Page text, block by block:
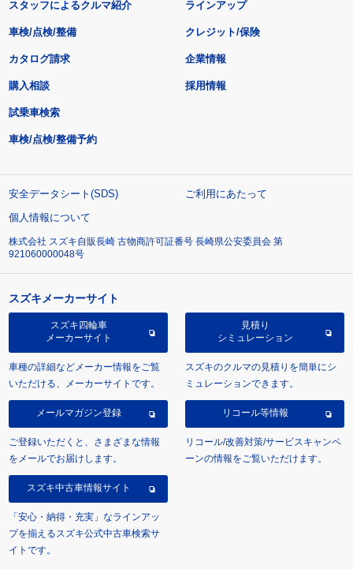
スタッフによるクルマ紹介 ラインアップ
車検/点検/整備 クレジット/保険
カタログ請求
購入相談
試乗車検索
車検/点検/整備予約
企業情報
採用情報
安全データシート(SDS)
ご利用にあたって
個人情報について
株式会社 スズキ自販長崎 古物商許可証番号 長崎県公安委員会 第
921060000048号
スズキメーカーサイト
スズキ四輪車
メーカーサイト
車種の詳細などメーカー情報をご覧
いただける、メーカーサイトです。
見積り
シミュレーション
スズキのクルマの見積りを簡単にシ
ミュレーションできます。
メールマガジン登録
ご登録いただくと、さまざまな情報
をメールでお届けします。
リコール等情報
リコール/改善対策/サービスキャンペ
ーンの情報をご覧いただけます。
スズキ中古車情報サイト
「安心・納得・充実」なラインアッ
プを揃えるスズキ公式中古車検索サ
イトです。